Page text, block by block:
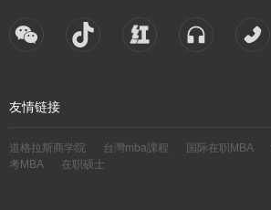
友情链接
道格拉斯商学院 台灣mba課程 国际在职MBA
考MBA
在职硕士